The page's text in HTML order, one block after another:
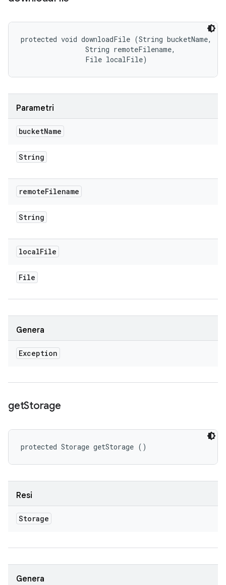
protected void downloadFile (String bucketName,
                String remoteFilename,
                File localFile)
Parametri
bucketName
String
remoteFilename
String
localFile
File
Genera
Exception
getStorage
protected Storage getStorage ()
Resi
Storage
Genera